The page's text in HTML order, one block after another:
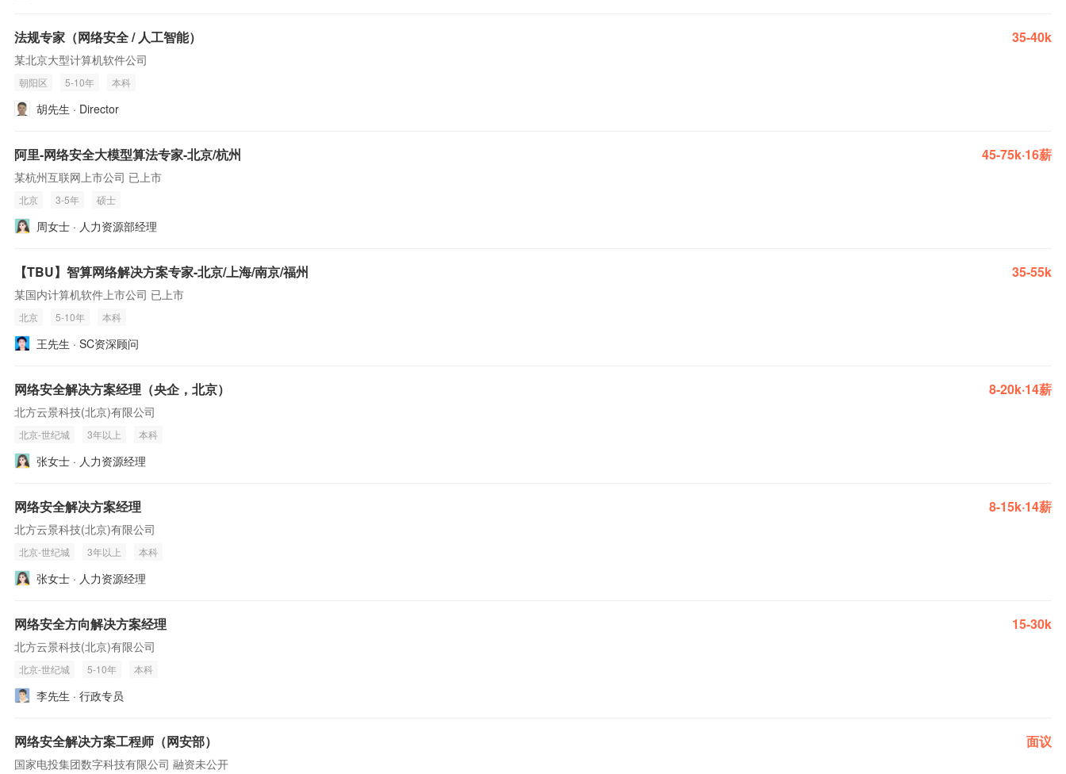
法规专家（网络安全 / 人工智能） 35-40k
某北京大型计算机软件公司
朝阳区 5-10年 本科
胡先生 · Director
阿里-网络安全大模型算法专家-北京/杭州 45-75k·16薪
某杭州互联网上市公司 已上市
北京 3-5年 硕士
周女士 · 人力资源部经理
【TBU】智算网络解决方案专家-北京/上海/南京/福州 35-55k
某国内计算机软件上市公司 已上市
北京 5-10年 本科
王先生 · SC资深顾问
网络安全解决方案经理（央企，北京） 8-20k·14薪
北方云景科技(北京)有限公司
北京-世纪城 3年以上 本科
张女士 · 人力资源经理
网络安全解决方案经理 8-15k·14薪
北方云景科技(北京)有限公司
北京-世纪城 3年以上 本科
张女士 · 人力资源经理
网络安全方向解决方案经理 15-30k
北方云景科技(北京)有限公司
北京-世纪城 5-10年 本科
李先生 · 行政专员
网络安全解决方案工程师（网安部） 面议
国家电投集团数字科技有限公司 融资未公开